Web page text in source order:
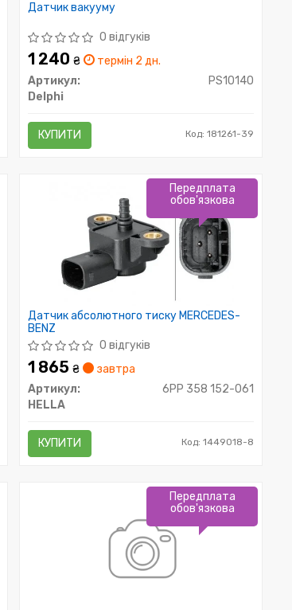
Датчик вакууму
0 відгуків
1 240₴
термін 2 дн.
Артикул:
PS10140
Delphi
КУПИТИ Код: 181261-39
Датчик абсолютного тиску MERCEDES-
BENZ
0 відгуків
1 865₴
завтра
Артикул:
6PP 358 152-061
HELLA
КУПИТИ Код: 1449018-8
Передплата
обов'язкова
Передплата
обов'язкова